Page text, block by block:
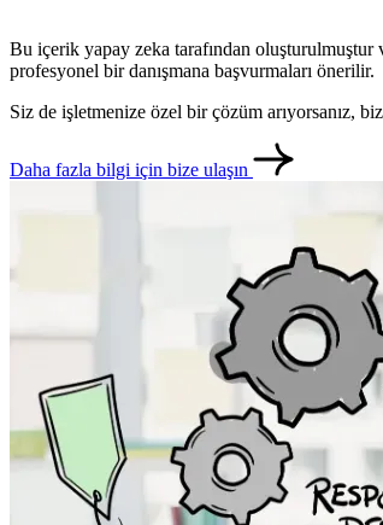
Bu içerik yapay zeka tarafından
profesyonel bir danışmana başvurmaları önerilir.
Siz de işletmenize özel bir çözüm arıyorsanız,
Daha fazla bilgi için bize ulaşın